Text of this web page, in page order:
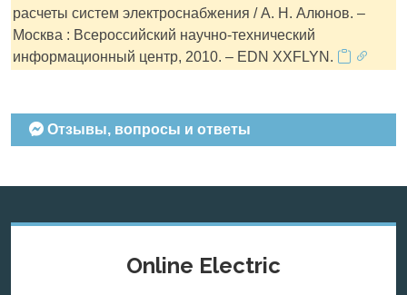
расчеты систем электроснабжения / А. Н. Алюнов. –
Москва : Всероссийский научно-технический
информационный центр, 2010. – EDN XXFLYN.
Отзывы, вопросы и ответы
Online Electric